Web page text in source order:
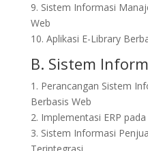
9. Sistem Informasi
Web
10. Aplikasi E-Library
B. Sistem
1. Perancangan Sistem
Berbasis Web
2. Implementasi ERP
3. Sistem Informasi